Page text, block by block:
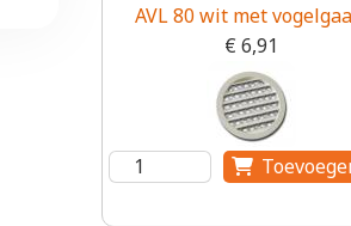
AVL 80 wit met
€ 6,91